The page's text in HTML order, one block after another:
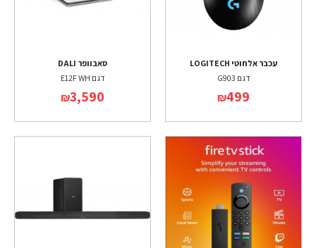
עכבר אלחוטי LOGITECH
דגם G903
₪499
סאבוופר DALI
דגם E12F WH
₪3,590